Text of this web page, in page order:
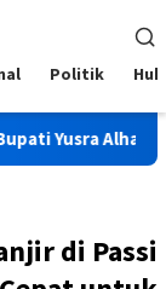
Politik
Alhabsyi Datangi
di Passi